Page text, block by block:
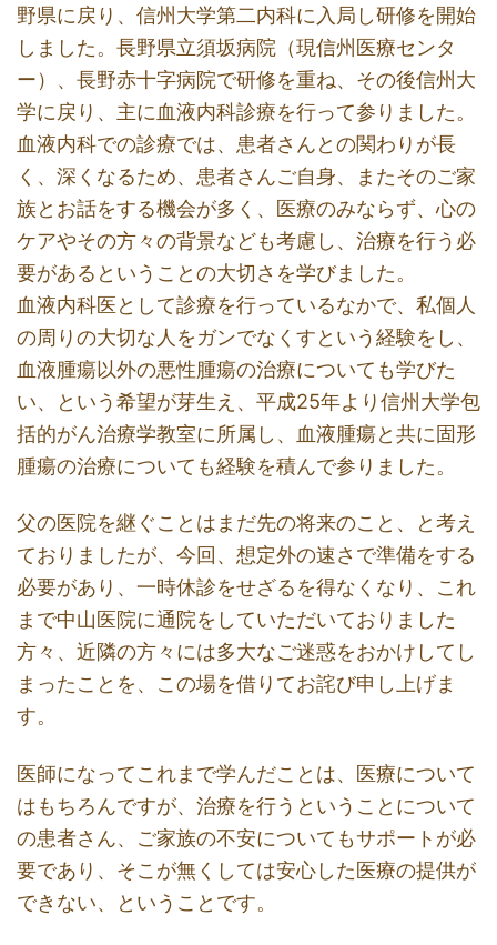
野県に戻り、信州大学第二内科に入局し研修を開始
しました。長野県立須坂病院（現信州医療センタ
ー）、長野赤十字病院で研修を重ね、その後信州大
学に戻り、主に血液内科診療を行って参りました。
血液内科での診療では、患者さんとの関わりが長
く、深くなるため、患者さんご自身、またそのご家
族とお話をする機会が多く、医療のみならず、心の
ケアやその方々の背景なども考慮し、治療を行う必
要があるということの大切さを学びました。
血液内科医として診療を行っているなかで、私個人
の周りの大切な人をガンでなくすという経験をし、
血液腫瘍以外の悪性腫瘍の治療についても学びた
い、という希望が芽生え、平成25年より信州大学包
括的がん治療学教室に所属し、血液腫瘍と共に固形
腫瘍の治療についても経験を積んで参りました。
父の医院を継ぐことはまだ先の将来のこと、と考え
ておりましたが、今回、想定外の速さで準備をする
必要があり、一時休診をせざるを得なくなり、これ
まで中山医院に通院をしていただいておりました
方々、近隣の方々には多大なご迷惑をおかけしてし
まったことを、この場を借りてお詫び申し上げま
す。
医師になってこれまで学んだことは、医療について
はもちろんですが、治療を行うということについて
の患者さん、ご家族の不安についてもサポートが必
要であり、そこが無くしては安心した医療の提供が
できない、ということです。